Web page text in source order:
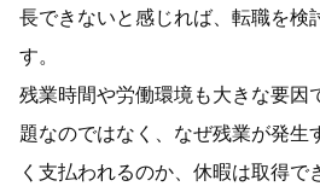
長できないと感じれば、転職を検
す。
残業時間や労働環境も大きな要因
題なのではなく、なぜ残業が発生
く支払われるのか、休暇は取得で